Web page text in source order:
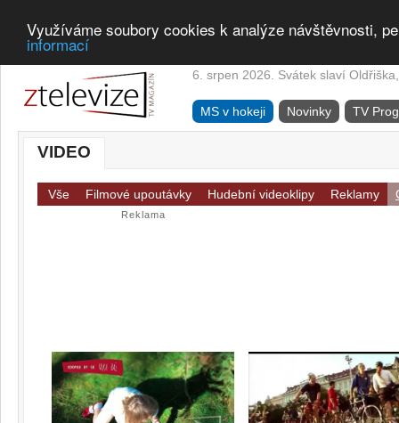
Využíváme soubory cookies k analýze návštěvnosti,
informací
6. srpen 2026. Svátek slaví
MS v hokeji Novinky TV
VIDEO
Vše Filmové upoutávky Hudební videoklipy Reklamy
Reklama